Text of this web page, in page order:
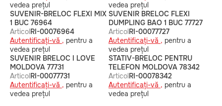
vedea prețul
vedea prețul
SUVENIR-BRELOC FLEXI MIX
1 BUC 76964
ArticolRI-00076964
Autentificați-vă , pentru a
vedea prețul
SUVENIR BRELOC FLEXI
DUMPLING BAO 1 BUC 77727
ArticolRI-00077727
Autentificați-vă , pentru a
vedea prețul
SUVENIR BRELOC I LOVE
MOLDOVA 77731
ArticolRI-00077731
Autentificați-vă , pentru a
vedea prețul
STATIV-BRELOC PENTRU
TELEFON MOLDOVA 78342
ArticolRI-00078342
Autentificați-vă , pentru a
vedea prețul